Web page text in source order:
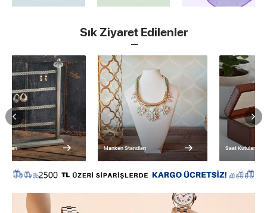
Sık Ziyaret Edilenler
Manken Standları Saat Kutuları